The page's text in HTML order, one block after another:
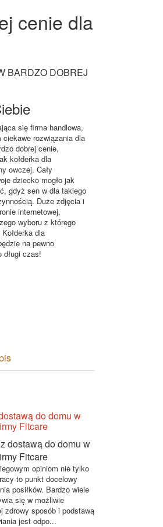
cenie dla
BARDZO DOBREJ
się firma handlowa,
rozwiązania dla
dobrej cenie,
kołderka dla
owczej. Cały
dziecko mogło jak
gdyż sen w dla takiego
Duże zdjęcia i
internetowej,
wyboru z którego
dla
na pewno
długi czas!
do domu w
Fitcare
opiniom nie tylko
to punkt docelowy
posiłków. Bardzo wiele
się w możliwie
zdrowy sposób i podstawą
jest odpo...